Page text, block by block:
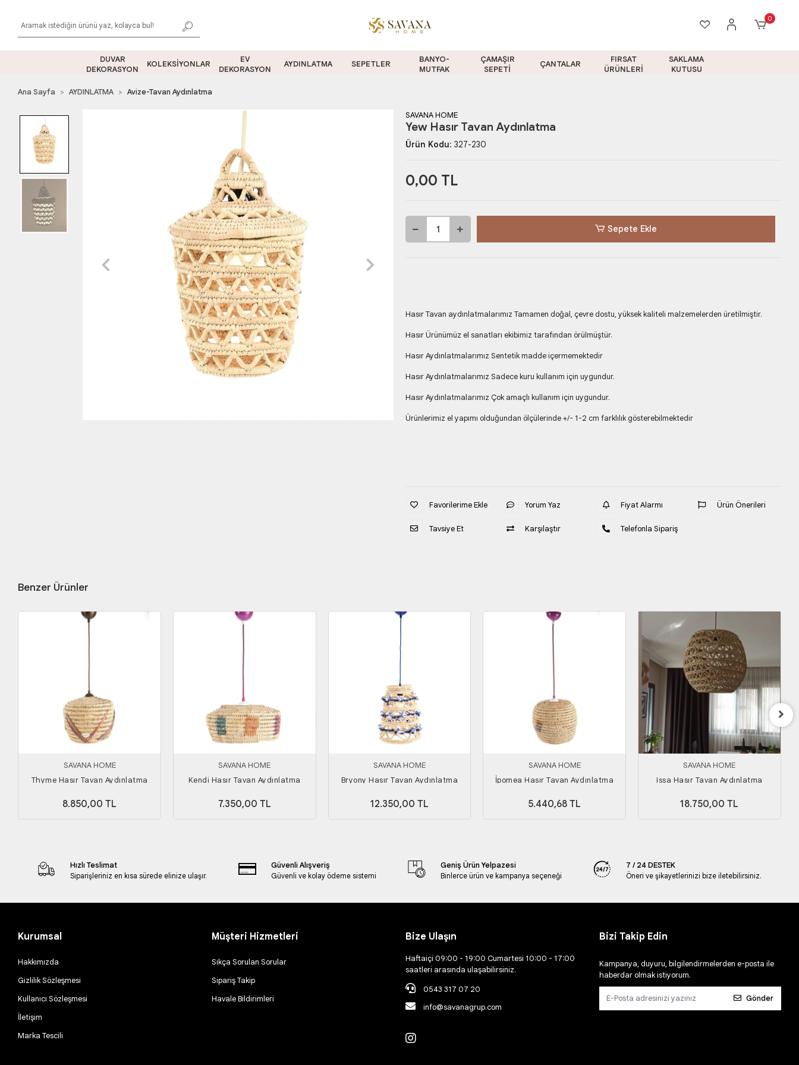
0
DUVAR
DEKORASYON
KOLEKSİYONLAR
EV
DEKORASYON
AYDINLATMA SEPETLER
BANYO-
MUTFAK
ÇAMAŞIR
SEPETİ
ÇANTALAR
FIRSAT
ÜRÜNLERİ
SAKLAMA
KUTUSU
Ana Sayfa AYDINLATMA Avize-Tavan Aydınlatma
SAVANA HOME
Yew Hasır Tavan Aydınlatma
Ürün Kodu: 327-230
0,00 TL
Sepete Ekle
Hasır Tavan aydınlatmalarımız Tamamen doğal, çevre dostu, yüksek kaliteli malzemelerden üretilmiştir.
Hasır Ürünümüz el sanatları ekibimiz tarafından örülmüştür.
Hasır Aydınlatmalarımız Sentetik madde içermemektedir
Hasır Aydınlatmalarımız Sadece kuru kullanım için uygundur.
Hasır Aydınlatmalarımız Çok amaçlı kullanım için uygundur.
Ürünlerimiz el yapımı olduğundan ölçülerinde +/- 1-2 cm farklılık gösterebilmektedir
Favorilerime Ekle
Tavsiye Et
Yorum Yaz
Karşılaştır
Fiyat Alarmı
Telefonla Sipariş
Ürün Önerileri
Benzer Ürünler
SAVANA HOME
Thyme Hasır Tavan Aydınlatma
8.850,00 TL
SAVANA HOME
Kendi Hasır Tavan Aydınlatma
7.350,00 TL
SAVANA HOME
Bryony Hasır Tavan Aydınlatma
12.350,00 TL
SAVANA HOME
İpomea Hasır Tavan Aydınlatma
5.440,68 TL
SAVANA HOME
Issa Hasır Tavan Aydınlatma
18.750,00 TL
Hızlı Teslimat
Siparişleriniz en kısa sürede elinize ulaşır.
Güvenli Alışveriş
Güvenli ve kolay ödeme sistemi
Geniş Ürün Yelpazesi
Binlerce ürün ve kampanya seçeneği
7 / 24 DESTEK
Öneri ve şikayetlerinizi bize iletebilirsiniz.
Kurumsal
Hakkımızda
Gizlilik Sözleşmesi
Kullanıcı Sözleşmesi
İletişim
Marka Tescili
Müşteri Hizmetleri
Sıkça Sorulan Sorular
Sipariş Takip
Havale Bildirimleri
Bize Ulaşın
Haftaiçi 09:00 - 19:00 Cumartesi 10:00 - 17:00
saatleri arasında ulaşabilirsiniz.
0543 317 07 20
info@savanagrup.com
Bizi Takip Edin
Kampanya, duyuru, bilgilendirmelerden e-posta ile
haberdar olmak istiyorum.
Gönder